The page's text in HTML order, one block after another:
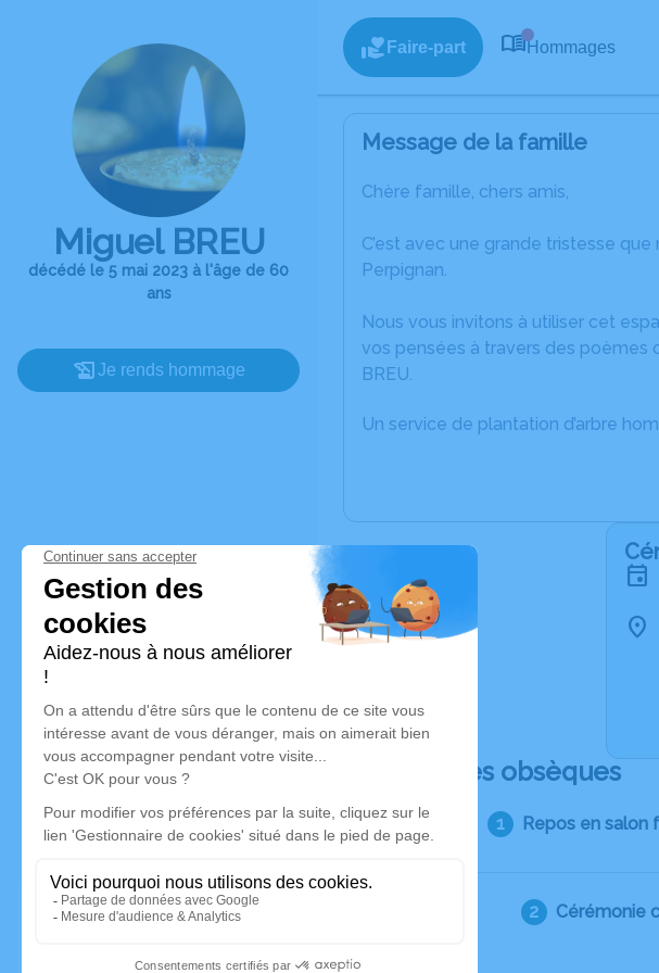
Miguel BREU
décédé le 5 mai 2023 à l'âge de 60
ans
Je rends hommage
Faire-part Hommages
Message de la famille
Chère famille, chers amis,
C’est avec une grande tristesse
Perpignan.
Nous vous invitons à utiliser cet
vos pensées à travers des poèmes
BREU.
Un service de plantation d’arbre
Déroulé des obsèques
Repos en salon
Cérémonie